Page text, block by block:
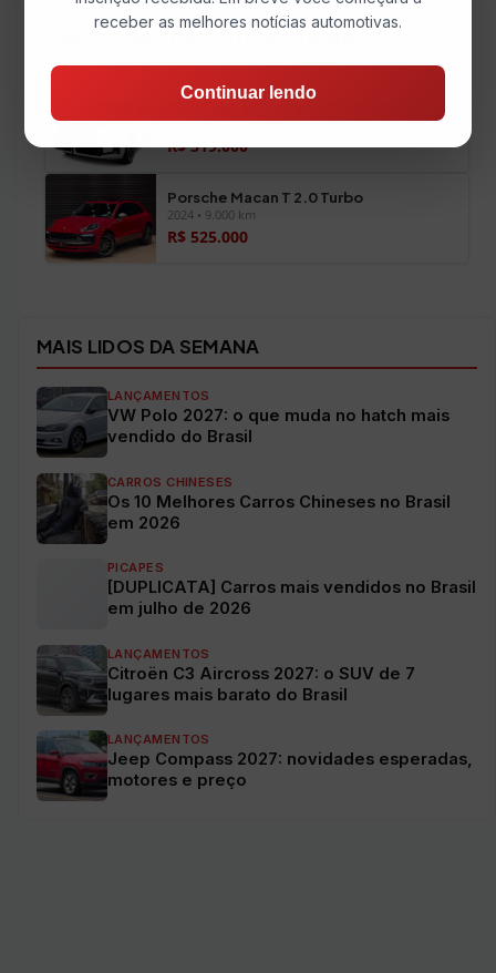
Carros de Luxo em Destaque
2026 • 700 km
R$ 519.000
Porsche Macan T 2.0 Turbo
2024 • 9.000 km
R$ 525.000
MAIS LIDOS DA SEMANA
LANÇAMENTOS
VW Polo 2027: o que muda no hatch mais
vendido do Brasil
CARROS CHINESES
Os 10 Melhores Carros Chineses no Brasil
em 2026
PICAPES
[DUPLICATA] Carros mais vendidos no Brasil
em julho de 2026
LANÇAMENTOS
Citroën C3 Aircross 2027: o SUV de 7
lugares mais barato do Brasil
LANÇAMENTOS
Jeep Compass 2027: novidades esperadas,
motores e preço
receber as melhores notícias automotivas.
Continuar lendo